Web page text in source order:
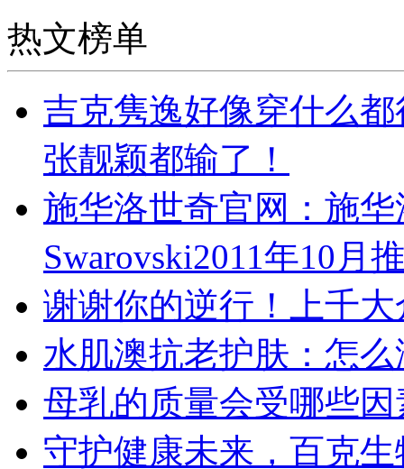
热文榜单
吉克隽逸好像穿什么
张靓颖都输了！
施华洛世奇官网：施
Swarovski2011年10月
谢谢你的逆行！上千
水肌澳抗老护肤：怎
母乳的质量会受哪些
守护健康未来，百克